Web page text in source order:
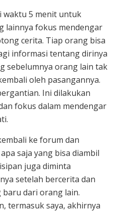
waktu 5 menit untuk
lainnya fokus mendengar
cerita. Tiap orang bisa
informasi tentang dirinya
sebelumnya orang lain tak
oleh pasangannya.
Ini dilakukan
fokus dalam mendengar
ke forum dan
saja yang bisa diambil
juga diminta
setelah bercerita dan
dari orang lain.
termasuk saya, akhirnya